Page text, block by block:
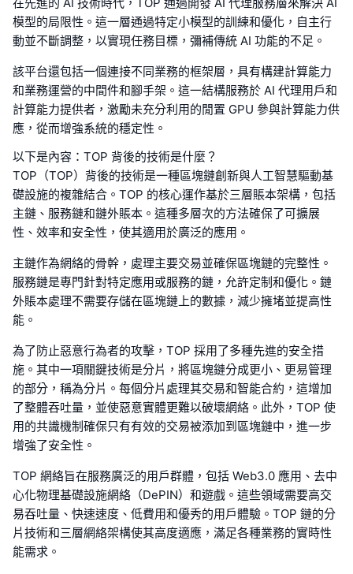
模型的局限性。這一層通過特定小模型的訓練和優化，自主行
動並不斷調整，以實現任務目標，彌補傳統 AI 功能的不足。
該平台還包括一個連接不同業務的框架層，具有構建計算能力
和業務運營的中間件和腳手架。這一結構服務於 AI 代理用戶和
計算能力提供者，激勵未充分利用的閒置 GPU 參與計算能力供
應，從而增強系統的穩定性。
以下是內容：TOP 背後的技術是什麼？
TOP（TOP）背後的技術是一種區塊鏈創新與人工智慧驅動基
礎設施的複雜結合。TOP 的核心運作基於三層賬本架構，包括
主鏈、服務鏈和鏈外賬本。這種多層次的方法確保了可擴展
性、效率和安全性，使其適用於廣泛的應用。
主鏈作為網絡的骨幹，處理主要交易並確保區塊鏈的完整性。
服務鏈是專門針對特定應用或服務的鏈，允許定制和優化。鏈
外賬本處理不需要存儲在區塊鏈上的數據，減少擁堵並提高性
能。
為了防止惡意行為者的攻擊，TOP 採用了多種先進的安全措
施。其中一項關鍵技術是分片，將區塊鏈分成更小、更易管理
的部分，稱為分片。每個分片處理其交易和智能合約，這增加
了整體吞吐量，並使惡意實體更難以破壞網絡。此外，TOP 使
用的共識機制確保只有有效的交易被添加到區塊鏈中，進一步
增強了安全性。
TOP 網絡旨在服務廣泛的用戶群體，包括 Web3.0 應用、去中
心化物理基礎設施網絡（DePIN）和遊戲。這些領域需要高交
易吞吐量、快速速度、低費用和優秀的用戶體驗。TOP 鏈的分
片技術和三層網絡架構使其高度適應，滿足各種業務的實時性
能需求。